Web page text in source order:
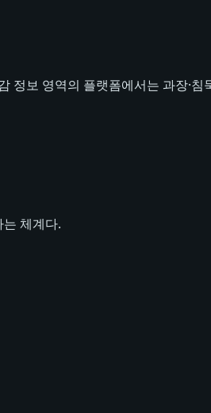
보 영역의 플랫폼에서는 과장·침
는 체계다.